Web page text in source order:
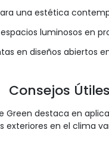
una estética
luminosos en
en diseños abiertos
Consejos Útiles
Green destaca en
exteriores en el clima